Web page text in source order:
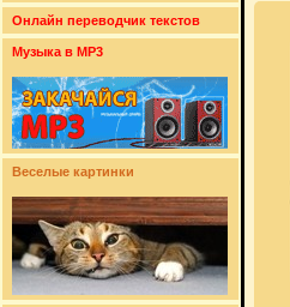
Онлайн переводчик текстов
Музыка в MP3
Веселые картинки